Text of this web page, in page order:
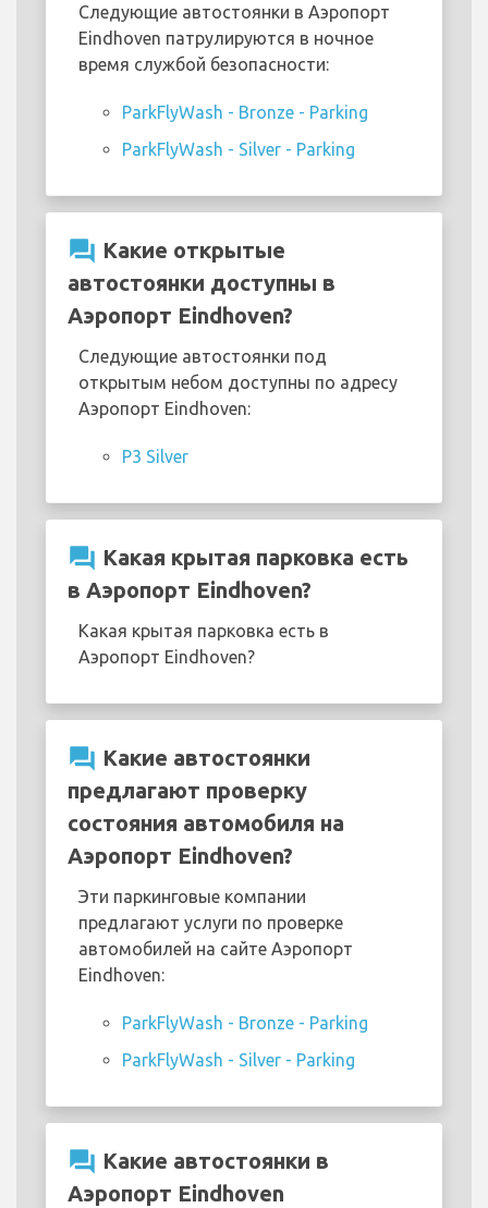
Следующие автостоянки в Аэропорт
Eindhoven патрулируются в ночное
время службой безопасности:
ParkFlyWash - Bronze - Parking
ParkFlyWash - Silver - Parking
question_answer Какие открытые
автостоянки доступны в
Аэропорт Eindhoven?
Следующие автостоянки под
открытым небом доступны по адресу
Аэропорт Eindhoven:
P3 Silver
question_answer Какая крытая парковка есть
в Аэропорт Eindhoven?
Какая крытая парковка есть в
Аэропорт Eindhoven?
question_answer Какие автостоянки
предлагают проверку
состояния автомобиля на
Аэропорт Eindhoven?
Эти паркинговые компании
предлагают услуги по проверке
автомобилей на сайте Аэропорт
Eindhoven:
ParkFlyWash - Bronze - Parking
ParkFlyWash - Silver - Parking
question_answer Какие автостоянки в
Аэропорт Eindhoven